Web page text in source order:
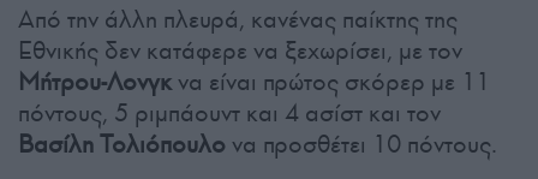
Από την άλλη πλευρά, κανένας παίκτης της
Εθνικής δεν κατάφερε να ξεχωρίσει, με τον
Μήτρου-Λονγκνα είναι πρώτος σκόρερ με 11
πόντους, 5 ριμπάουντ και 4 ασίστ και τον
Βασίλη Τολιόπουλονα προσθέτει 10 πόντους.